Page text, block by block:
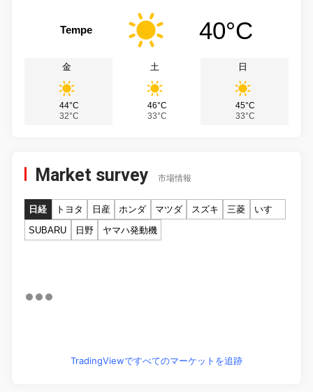
Tempe 40°C
金
44°C
32°C
土
46°C
33°C
日
45°C
33°C
Market survey 市場情報
日経 トヨタ 日産 ホンダ マツダ スズキ 三菱
いすゞ
SUBARU
日野 ヤマハ発動機
TradingViewですべてのマーケットを追跡